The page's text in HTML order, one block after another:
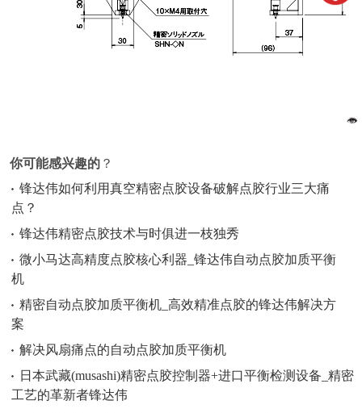
你可能感兴趣的 ？
锋达伟如何利用真空精密点胶设备破解点胶行业三大痛
点？
锋达伟精密点胶技术与时俱进一枝独秀
微小马达高精度点胶核心利器_锋达伟自动点胶加质平衡
机
精密自动点胶加质平衡机_高效精准点胶的锋达伟解决方
案
解决风扇痛点的自动点胶加质平衡机
日本武藏(musashi)精密点胶控制器+进口平衡检测设备_精密
工艺的革新者锋达伟